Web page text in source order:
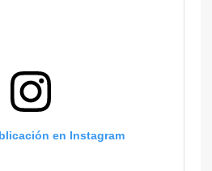
en Instagram